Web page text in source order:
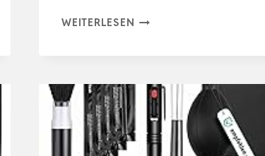
WEITERLESEN ELEKTRISCHE
FÜR
REINIGUNGSSET,
300000